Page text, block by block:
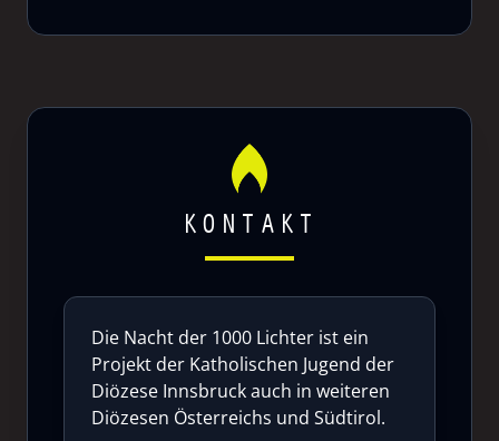
KONTAKT
Die Nacht der 1000 Lichter ist ein
Projekt der Katholischen Jugend der
Diözese Innsbruck auch in weiteren
Diözesen Österreichs und Südtirol.